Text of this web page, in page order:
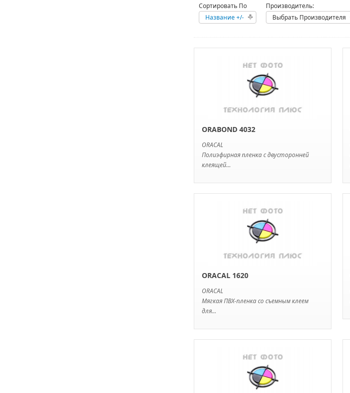
Сортировать По
Название +/-
Производитель:
Выбрать Производителя
ORABOND 4032
ORACAL
Полиэфирная пленка с двусторонней
клеящей...
ORACAL 1620
ORACAL
Мягкая ПВХ-пленка со съемным клеем
для...